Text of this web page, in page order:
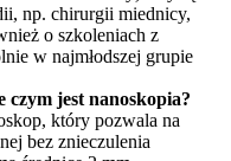
np. chirurgii miednicy,
o szkoleniach z
w najmłodszej grupie
czym jest nanoskopia?
który pozwala na
bez znieczulenia